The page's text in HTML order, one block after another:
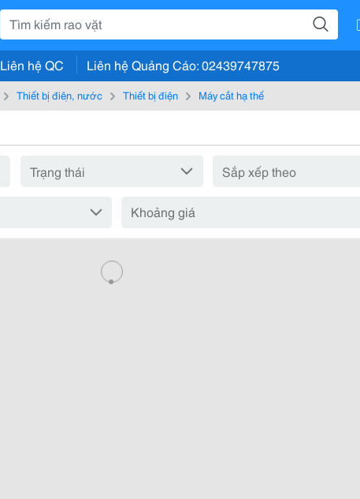
Liên hệ QC Liên hệ Quảng Cáo: 02439747875
Thiết bị điện, nước Thiết bị điện Máy cắt hạ thế
Khoảng giá